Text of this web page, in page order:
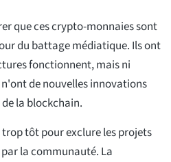
que ces crypto-monnaies sont
du battage médiatique. Ils ont
fonctionnent, mais ni
de nouvelles innovations
la blockchain.
tôt pour exclure les projets
la communauté. La